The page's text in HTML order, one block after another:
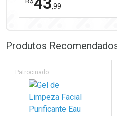
,99
Laboratório
Por Menos
Produtos
Patrocinado